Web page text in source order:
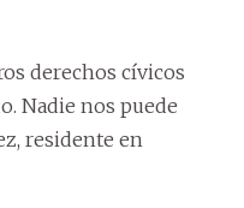
derechos cívicos
Nadie nos puede
residente en